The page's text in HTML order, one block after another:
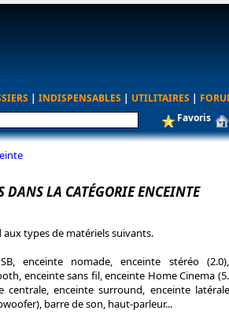
| INDISPENSABLES | UTILITAIRES |
Favoris
DANS LA CATÉGORIE ENCEINTE
types de matériels suivants.
enceinte nomade, enceinte stéréo
enceinte sans fil, enceinte Home Cinema
centrale, enceinte surround, enceinte
barre de son, haut-parleur...